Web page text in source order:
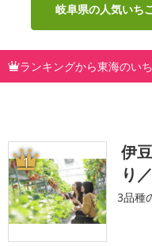
岐阜県の人気いち
ランキングから東海のい
1
伊
り
3品種